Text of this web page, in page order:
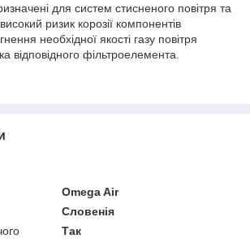
для систем стисненого повітря та
ризик корозії компонентів
необхідної якості газу повітря
відповідного фільтроелемента.
Omega Air
Словенія
Так